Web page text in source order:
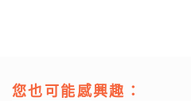
您也可能感興趣：